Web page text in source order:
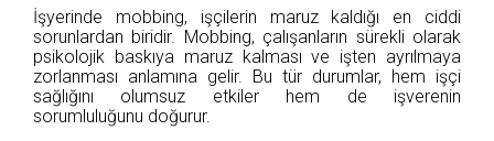
İşyerinde mobbing, işçilerin maruz kaldığı en ciddi
sorunlardan biridir. Mobbing, çalışanların sürekli olarak
psikolojik baskıya maruz kalması ve işten ayrılmaya
zorlanması anlamına gelir. Bu tür durumlar, hem işçi
sağlığını olumsuz etkiler hem de işverenin
sorumluluğunu doğurur.